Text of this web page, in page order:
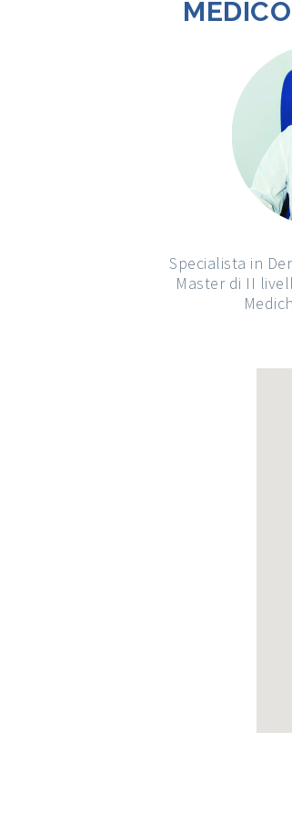
Specialista in
Master di II